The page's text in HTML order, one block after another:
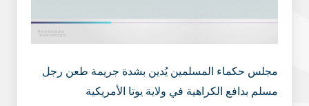
مجلس حكماء المسلمين يُدين بشدة جريمة طعن رجل
مسلم بدافع الكراهية في ولاية يوتا الأمريكية